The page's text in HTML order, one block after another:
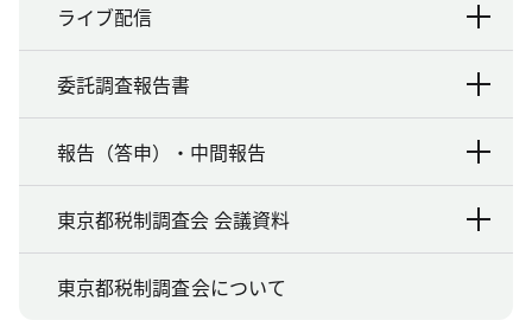
ライブ配信
委託調査報告書
報告（答申）・中間報告
東京都税制調査会 会議資料
東京都税制調査会について